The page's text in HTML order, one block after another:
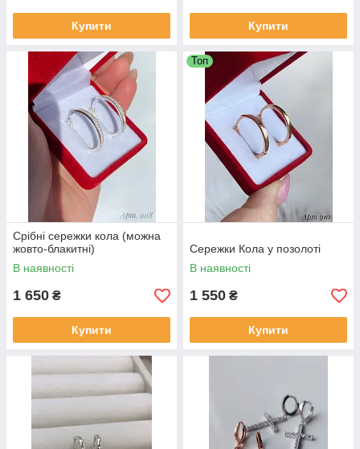
Купити Купити
Срібні сережки кола (можна
жовто-блакитні)
В наявності
1 650 ₴
Купити
Топ
Сережки Кола у позолоті
В наявності
1 550 ₴
Купити